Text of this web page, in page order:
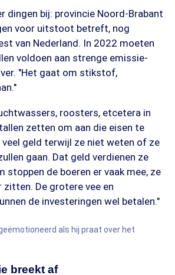
dingen bij: provincie Noord-Brabant
voor uitstoot betreft, nog
van Nederland. In 2022 moeten
voldoen aan strenge emissie-
"Het gaat om stikstof,
roosters, etcetera in
zetten om aan die eisen te
geld terwijl ze niet weten of ze
gaan. Dat geld verdienen ze
stoppen de boeren er vaak mee, ze
zitten. De grotere vee en
de investeringen wel betalen."
als hij praat over het
breekt af